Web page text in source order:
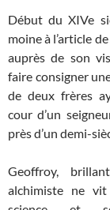
Début du XIVe
moine à l’article
auprès de son
faire consigner
de deux frères
cour d’un
près d’un demi-
Geoffroy,
alchimiste ne